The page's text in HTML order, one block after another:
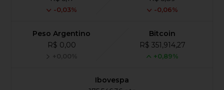
-0,03% -0,06%
Peso Argentino
R$ 0,00
+0,00%
Bitcoin
R$ 351,914,27
+0,89%
Ibovespa